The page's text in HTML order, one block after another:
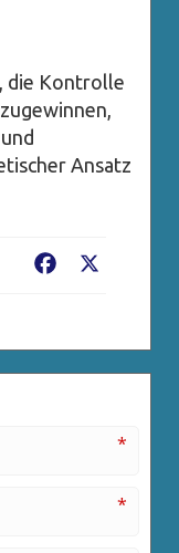
die Kontrolle
Ansatz
Facebook
*
*